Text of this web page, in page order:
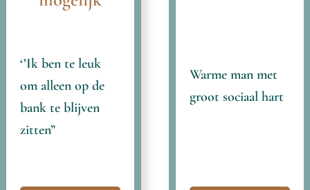
‘’Ik ben te leuk
om alleen op de
bank te blijven
zitten”
Warme man met
groot sociaal hart